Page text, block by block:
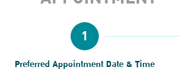
1
Preferred Appointment Date & Time